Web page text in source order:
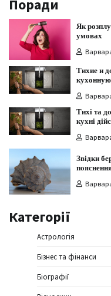
Поради
Як
умовах
Тихие и
Тихі та
кухні
Звідки
Категорії
Астрологія
Бізнес та фінанси
Біографії